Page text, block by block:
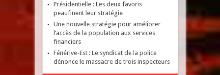
Présidentielle : Les deux favoris
peaufinent leur stratégie
Une nouvelle stratégie pour améliorer
l’accès de la population aux services
financiers
Fénérive-Est : Le syndicat de la police
dénonce le massacre de trois inspecteurs